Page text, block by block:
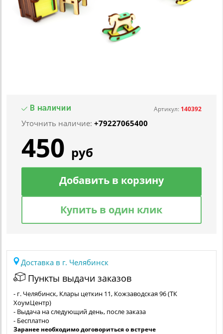
Артикул: 140392
Уточнить наличие:+79227065400
450 руб
Добавить в корзину
Купить в один клик
Доставка в г. Челябинск
Пункты выдачи заказов
- г. Челябинск, Клары цеткин 11, Кожзаводская 96 (ТК
ХоумЦентр)
- Выдача на следующий день, после заказа
- Бесплатно
Заранее необходимо договориться о встрече